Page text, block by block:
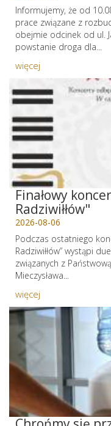
Informujemy, że od
prace związane z
obejmie odcinek od ul.
powstanie droga dla...
więcej
Finałowy
Radziwiłłów"
2026-08-06
Podczas ostatniego
Radziwiłłów” wystąpi
związanych z
Mieczysława...
więcej